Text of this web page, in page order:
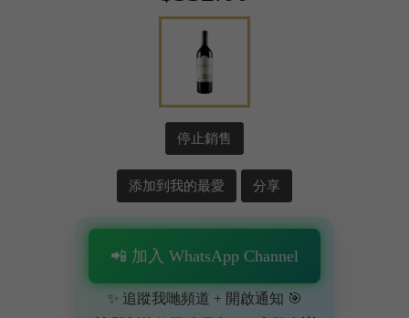
停止銷售
添加到我的最愛 分享
📲 加入 WhatsApp Channel
✨ 追蹤我哋頻道 + 開啟通知 🎯